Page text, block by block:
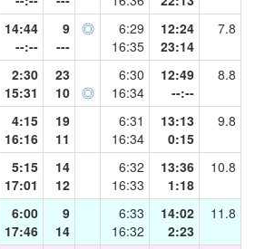
14:44
--:--
9
---
◎
6:29
16:35
12:24
23:14
7.8
2:30
15:31
23
10
◎
6:30
16:34
12:49
--:--
8.8
4:15
16:16
19
11
6:31
16:34
13:13
0:15
9.8
5:15
17:01
14
12
6:32
16:33
13:36
1:18
10.8
6:00
17:46
9
14
6:33
16:32
14:02
2:23
11.8